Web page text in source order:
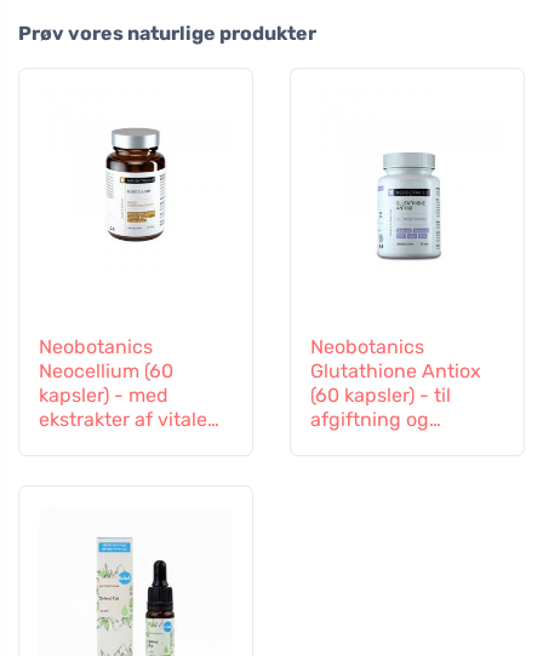
Prøv vores naturlige produkter
Neobotanics
Neocellium (60
kapsler) - med
ekstrakter af vitale
Neobotanics
Glutathione Antiox
(60 kapsler) - til
afgiftning og